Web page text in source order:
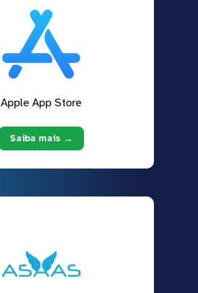
Apple App Store
Saiba mais →